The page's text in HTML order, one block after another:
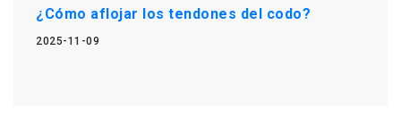
¿Cómo aflojar los tendones del codo?
2025-11-09